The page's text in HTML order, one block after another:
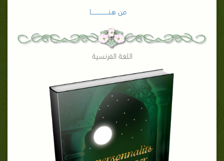
من هنـــــــــــــــــا
اللغة الفرنسية